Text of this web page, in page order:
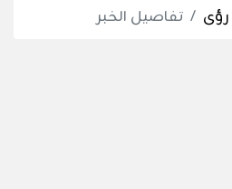
رؤى تفاصيل الخبر